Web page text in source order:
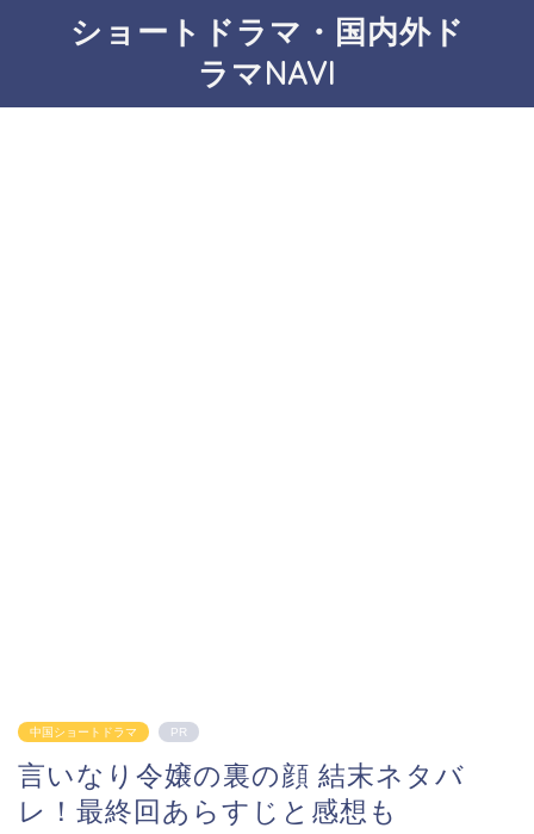
ショートドラマ・国内外ド
ラマNAVI
中国ショートドラマ PR
言いなり令嬢の裏の顔 結末ネタバ
レ！最終回あらすじと感想も